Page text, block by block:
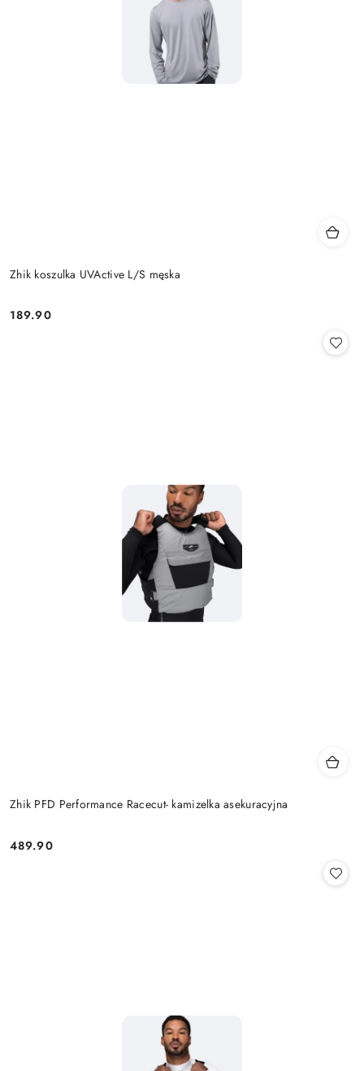
Zhik koszulka UVActive L/S męska
Cena:
189.90
Zhik PFD Performance Racecut- kamizelka asekuracyjna
Cena:
489.90